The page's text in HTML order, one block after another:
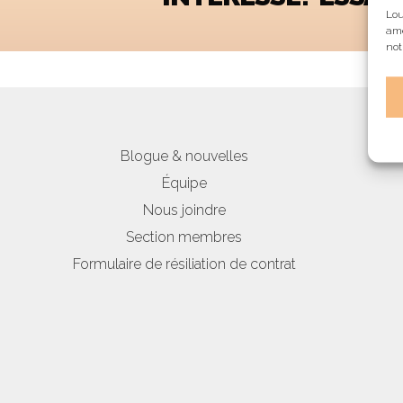
Blogue & nouvelles
Équipe
Nous joindre
Section membres
Formulaire de résiliation de contrat